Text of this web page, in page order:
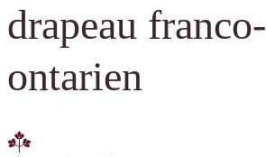
drapeau franco-
ontarien